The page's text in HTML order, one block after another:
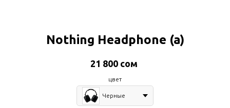
Nothing Headphone (a)
21 800 сом
цвет
Черные